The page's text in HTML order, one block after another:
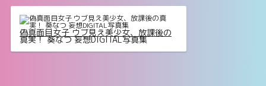
偽真面目女子 ウブ見え美少女、放課後の
真実！ 葵なつ 妄想DIGITAL写真集